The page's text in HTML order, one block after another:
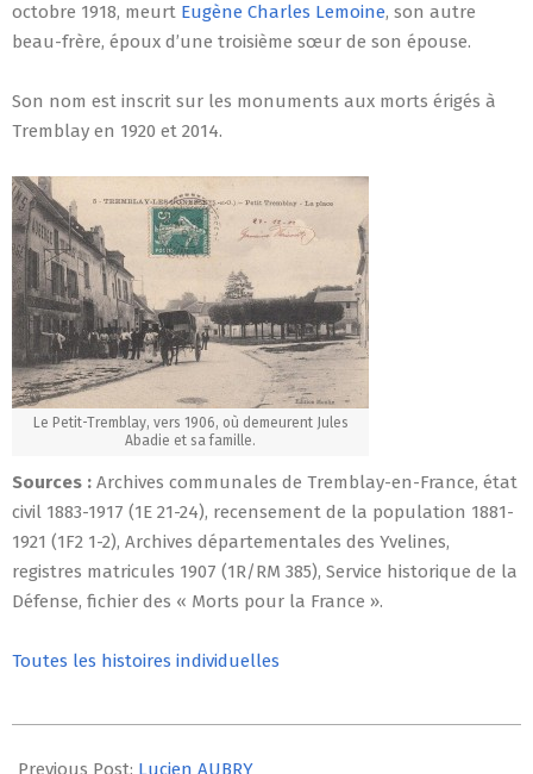
octobre 1918, meurt Eugène Charles Lemoine, son autre
beau-frère, époux d’une troisième sœur de son épouse.
Son nom est inscrit sur les monuments aux morts érigés à
Tremblay en 1920 et 2014.
Le Petit-Tremblay, vers 1906, où demeurent Jules
Abadie et sa famille.
Sources : Archives communales de Tremblay-en-France, état
civil 1883-1917 (1E 21-24), recensement de la population 1881-
1921 (1F2 1-2), Archives départementales des Yvelines,
registres matricules 1907 (1R/RM 385), Service historique de la
Défense, fichier des « Morts pour la France ».
Toutes les histoires individuelles
07-
Previous Post: Lucien AUBRY